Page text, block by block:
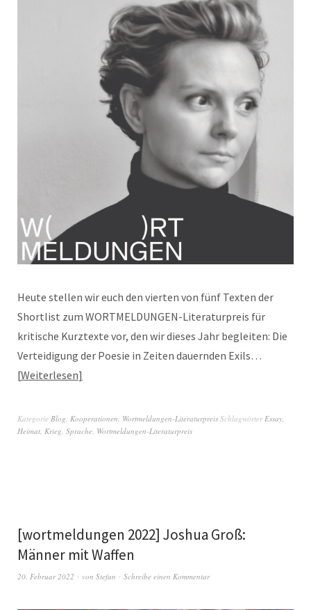
Heute stellen wir euch den vierten von fünf Texten der
Shortlist zum WORTMELDUNGEN-Literaturpreis für
kritische Kurztexte vor, den wir dieses Jahr begleiten: Die
Verteidigung der Poesie in Zeiten dauernden Exils…
Weiterlesen
Kategorie Blog Kooperationen Wortmeldungen-Literaturpreis Schlagwörter Essay
Heimat Krieg Sprache Wortmeldungen-Literaturpreis
[wortmeldungen 2022] Joshua Groß:
Männer mit Waffen
20. Februar 2022 von Stefan Schreibe einen Kommentar